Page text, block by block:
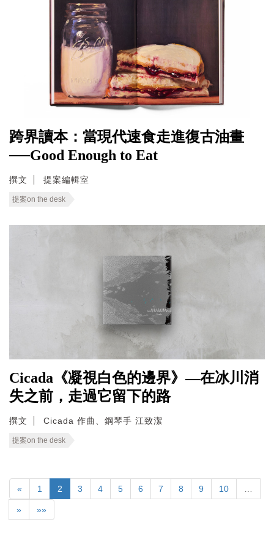
跨界讀本：當現代速食走進復古油畫
──Good Enough to Eat
撰文 提案編輯室
提案on the desk
Cicada《凝視白色的邊界》—在冰川消
失之前，走過它留下的路
撰文 Cicada 作曲、鋼琴手 江致潔
提案on the desk
« 1 2 3 4 5 6 7 8 9 10
» »»